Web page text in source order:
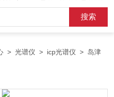
进样器，热解析仪，紫外分光光度
红外光谱仪，分析天平等常规实验
>光谱仪 > icp光谱仪 > 岛津